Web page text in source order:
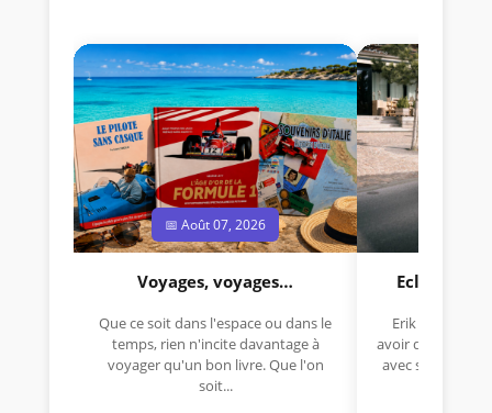
📅 Août 07, 2026
Voyages, voyages…
Que ce soit dans l'espace ou dans le
temps, rien n'incite davantage à
voyager qu'un bon livre. Que l'on
soit...
Eclectica
Erik Comas,
avoir déjà
avec sa Lancia